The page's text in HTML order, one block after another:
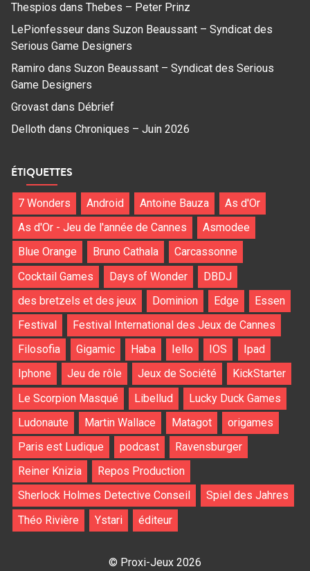
Thespios dans Thebes – Peter Prinz
LePionfesseur dans Suzon Beaussant – Syndicat des
Serious Game Designers
Ramiro dans Suzon Beaussant – Syndicat des Serious
Game Designers
Grovast dans Débrief
Delloth dans Chroniques – Juin 2026
ÉTIQUETTES
7 Wonders Android Antoine Bauza
As d'Or
As d'Or - Jeu de l'année de Cannes
Asmodee
Blue Orange
Bruno Cathala
Carcassonne
Cocktail Games
Days of Wonder
DBDJ
des bretzels et des jeux
Dominion Edge
Essen
Festival
Festival International des Jeux de Cannes
Filosofia
Gigamic Haba Iello IOS
Ipad
Iphone
Jeu de rôle Jeux de Société
KickStarter
Le Scorpion Masqué
Libellud
Lucky Duck Games
Ludonaute
Martin Wallace Matagot
origames
Paris est Ludique
podcast
Ravensburger
Reiner Knizia
Repos Production
Sherlock Holmes Detective Conseil
Spiel des Jahres
Théo Rivière
Ystari éditeur
© Proxi-Jeux 2026